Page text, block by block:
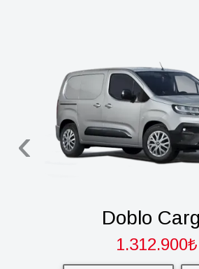
Doblo
1.312.900₺
‹